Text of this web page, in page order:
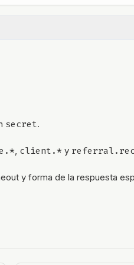
conversación creada
de conversación actualizado
secret.
, client.* y
y forma de la respuesta